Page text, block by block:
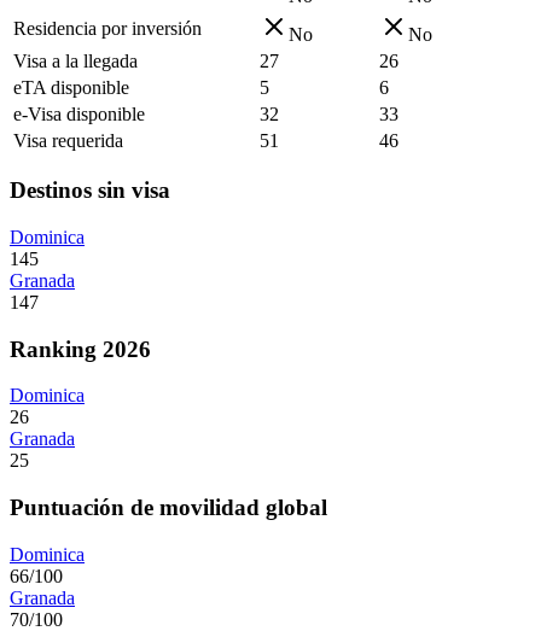
Residencia por inversión
No
No
Visa a la llegada
27
26
eTA disponible
5
6
e-Visa disponible
32
33
Visa requerida
51 46
Destinos sin visa
Dominica
145
Granada
147
Ranking 2026
Dominica
26
Granada
25
Puntuación de movilidad global
Dominica
66/100
Granada
70/100